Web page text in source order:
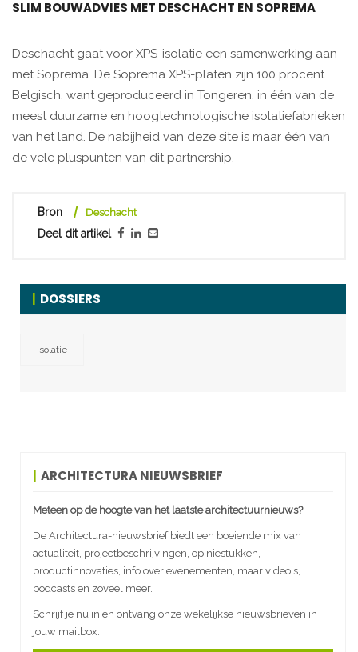
SLIM BOUWADVIES MET DESCHACHT EN SOPREMA
Deschacht gaat voor XPS-isolatie een samenwerking aan
met Soprema. De Soprema XPS-platen zijn 100 procent
Belgisch, want geproduceerd in Tongeren, in één van de
meest duurzame en hoogtechnologische isolatiefabrieken
van het land. De nabijheid van deze site is maar één van
de vele pluspunten van dit partnership.
Bron Deschacht
Deel dit artikel
DOSSIERS
Isolatie
ARCHITECTURA NIEUWSBRIEF
Meteen op de hoogte van het laatste architectuurnieuws?
De Architectura-nieuwsbrief biedt een boeiende mix van
actualiteit, projectbeschrijvingen, opiniestukken,
productinnovaties, info over evenementen, maar video's,
podcasts en zoveel meer.
Schrijf je nu in en ontvang onze wekelijkse nieuwsbrieven in
jouw mailbox.